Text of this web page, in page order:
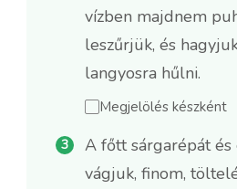
vízben majdnem
leszűrjük, és
langyosra hűlni.
Megjelölés készként
A főtt sárgarépát és
vágjuk, finom,